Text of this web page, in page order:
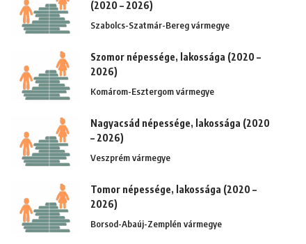
(2020 – 2026)
Szabolcs-Szatmár-Bereg vármegye
Szomor népessége, lakossága (2020 –
2026)
Komárom-Esztergom vármegye
Nagyacsád népessége, lakossága (2020
– 2026)
Veszprém vármegye
Tomor népessége, lakossága (2020 –
2026)
Borsod-Abaúj-Zemplén vármegye